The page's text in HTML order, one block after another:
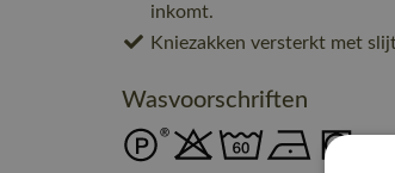
inkomt.
Kniezakken versterkt met
Wasvoorschriften